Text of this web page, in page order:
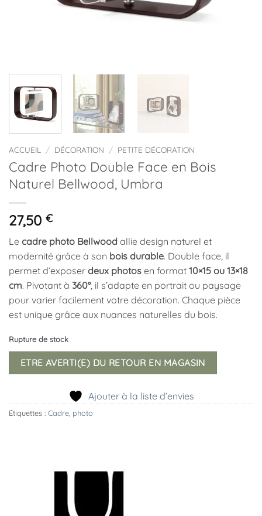
ACCUEIL / DÉCORATION / PETITE DÉCORATION
Cadre Photo Double Face en Bois
Naturel Bellwood, Umbra
27,50 €
Le cadre photo Bellwood allie design naturel et
modernité grâce à son bois durable. Double face, il
permet d’exposer deux photos en format 10×15 ou 13×18
cm. Pivotant à 360°, il s’adapte en portrait ou paysage
pour varier facilement votre décoration. Chaque pièce
est unique grâce aux nuances naturelles du bois.
Rupture de stock
ETRE AVERTI(E) DU RETOUR EN MAGASIN
Ajouter à la liste d’envies
Étiquettes : Cadre photo